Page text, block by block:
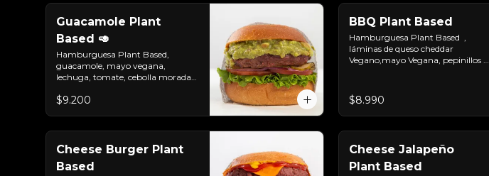
Guacamole Plant
Based 🥑
Hamburguesa Plant Based,
guacamole, mayo vegana,
lechuga, tomate, cebolla morada
pan vegano suave y ligeramente
$9.200
BBQ Plant Based
Hamburguesa Plant Based  ,
láminas de queso cheddar
Vegano,mayo Vegana, pepinillos y
tostado.(No es libre de Gluten)
$8.990
Cheese Burger Plant
Based
Cheese Jalapeño
Plant Based